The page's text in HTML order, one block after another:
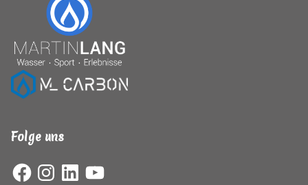
Folge uns
FacebookInstagramLinkedInYouTube